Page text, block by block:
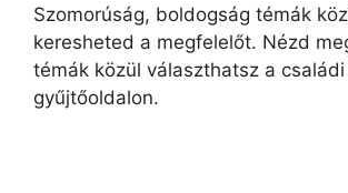
Szomorúság, boldogság témák
keresheted a megfelelőt. Nézd
témák közül választhatsz a
gyűjtőoldalon.